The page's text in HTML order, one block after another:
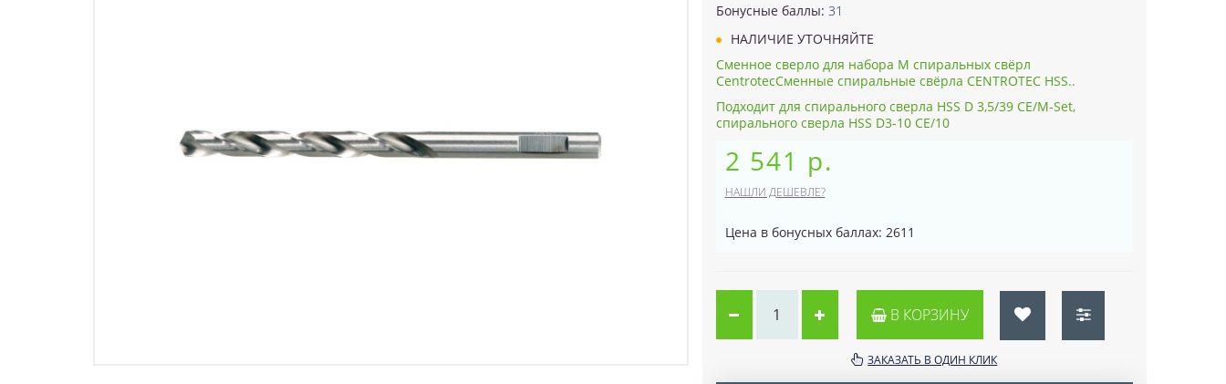
Бонусные баллы: 31
НАЛИЧИЕ УТОЧНЯЙТЕ
Сменное сверло для набора M спиральных свёрл
CentrotecСменные спиральные свёрла CENTROTEC HSS..
Подходит для спирального сверла HSS D 3,5/39 CE/M-Set,
спирального сверла HSS D3-10 CE/10
2 541 р.
НАШЛИ ДЕШЕВЛЕ?
Цена в бонусных баллах: 2611
В КОРЗИНУ
ЗАКАЗАТЬ В ОДИН КЛИК